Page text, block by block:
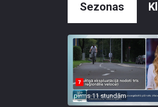
Sezonas
pirms 11 stundām